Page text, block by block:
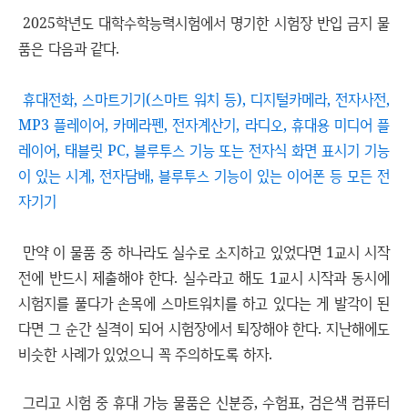
2025학년도 대학수학능력시험에서 명기한 시험장 반입 금지 물
품은 다음과 같다.
휴대전화, 스마트기기(스마트 워치 등), 디지털카메라, 전자사전,
MP3 플레이어, 카메라펜, 전자계산기, 라디오, 휴대용 미디어 플
레이어, 태블릿 PC, 블루투스 기능 또는 전자식 화면 표시기 기능
이 있는 시계, 전자담배, 블루투스 기능이 있는 이어폰 등 모든 전
자기기
만약 이 물품 중 하나라도 실수로 소지하고 있었다면 1교시 시작
전에 반드시 제출해야 한다. 실수라고 해도 1교시 시작과 동시에
시험지를 풀다가 손목에 스마트워치를 하고 있다는 게 발각이 된
다면 그 순간 실격이 되어 시험장에서 퇴장해야 한다. 지난해에도
비슷한 사례가 있었으니 꼭 주의하도록 하자.
그리고 시험 중 휴대 가능 물품은 신분증, 수험표, 검은색 컴퓨터